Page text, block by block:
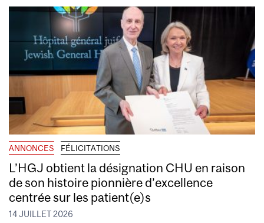
ANNONCES FÉLICITATIONS
L’HGJ obtient la désignation CHU en raison
de son histoire pionnière d’excellence
centrée sur les patient(e)s
14 JUILLET 2026